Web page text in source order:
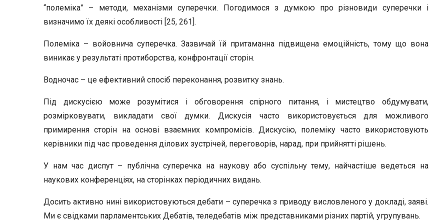
“полеміка” – методи, механізми суперечки. Погодимося з думкою про різновиди суперечки і
визначимо їх деякі особливості [25, 261].
Полеміка – войовнича суперечка. Зазвичай їй притаманна підвищена емоційність, тому що вона
виникає у результаті протиборства, конфронтації сторін.
Водночас – це ефективний спосіб переконання, розвитку знань.
Під дискусією може розумітися і обговорення спірного питання, і мистецтво обдумувати,
розмірковувати, викладати свої думки. Дискусія часто використовується для можливого
примирення сторін на основі взаємних компромісів. Дискусію, полеміку часто використовують
керівники під час проведення ділових зустрічей, переговорів, нарад, при прийнятті рішень.
У нам час диспут – публічна суперечка на наукову або суспільну тему, найчастіше ведеться на
наукових конференціях, на сторінках періодичних видань.
Досить активно нині використовуються дебати – суперечка з приводу висловленого у докладі, заяві.
Ми є свідками парламентських Дебатів, теледебатів між представниками різних партій, угрупувань.